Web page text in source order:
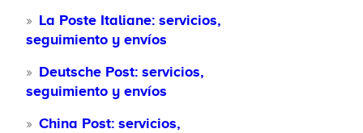
La Poste Italiane: servicios,
seguimiento y envíos
Deutsche Post: servicios,
seguimiento y envíos
China Post: servicios,